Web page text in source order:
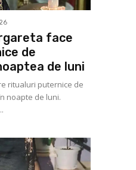
face
de
de luni
ritualuri puternice de
noapte de luni.